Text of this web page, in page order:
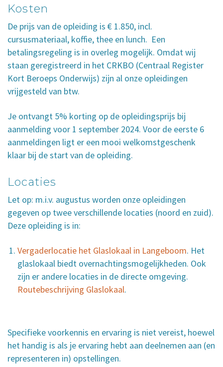
Kosten
De prijs van de opleiding is € 1.850, incl.
cursusmateriaal, koffie, thee en lunch. Een
betalingsregeling is in overleg mogelijk. Omdat wij
staan geregistreerd in het CRKBO (Centraal Register
Kort Beroeps Onderwijs) zijn al onze opleidingen
vrijgesteld van btw.
Je ontvangt 5% korting op de opleidingsprijs bij
aanmelding voor 1 september 2024. Voor de eerste 6
aanmeldingen ligt er een mooi welkomstgeschenk
klaar bij de start van de opleiding.
Locaties
Let op: m.i.v. augustus worden onze opleidingen
gegeven op twee verschillende locaties (noord en zuid).
Deze opleiding is in:
Vergaderlocatie het Glaslokaal in Langeboom. Het
glaslokaal biedt overnachtingsmogelijkheden. Ook
zijn er andere locaties in de directe omgeving.
Routebeschrijving Glaslokaal.
Specifieke voorkennis en ervaring is niet vereist, hoewel
het handig is als je ervaring hebt aan deelnemen aan (en
representeren in) opstellingen.